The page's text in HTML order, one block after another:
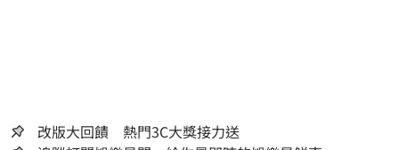
改版大回饋 熱門3C大獎接力送